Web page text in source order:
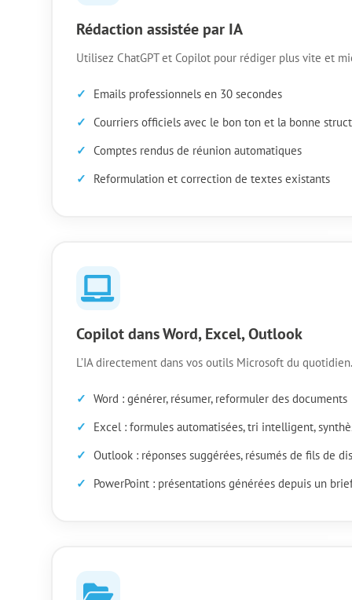
Rédaction assistée par IA
Utilisez ChatGPT et Copilot pour rédiger plus vite et
Emails professionnels en 30 secondes
Courriers officiels avec le bon ton et la bonne
Comptes rendus de réunion automatiques
Reformulation et correction de textes existants
Copilot dans Word, Excel, Outlook
L’IA directement dans vos outils Microsoft du quotidien.
Word : générer, résumer, reformuler des documents
Excel : formules automatisées, tri intelligent,
Outlook : réponses suggérées, résumés de fils de
PowerPoint : présentations générées depuis un